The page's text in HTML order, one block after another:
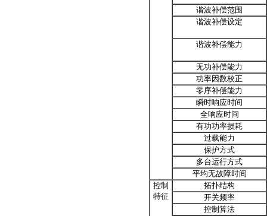
谐波补偿范围
谐波补偿设定
谐波补偿能力
无功补偿能力
功率因数校正
零序补偿能力
瞬时响应时间
全响应时间
有功功率损耗
过载能力
保护方式
多台运行方式
平均无故障时间
控制
特征
拓扑结构
开关频率
控制算法